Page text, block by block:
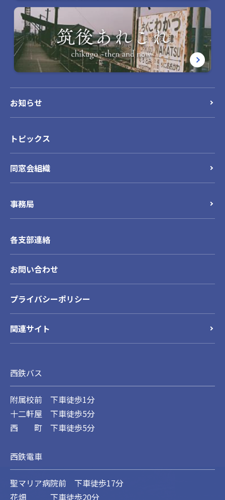
お知らせ
トピックス
同窓会組織
事務局
各支部連絡
お問い合わせ
プライバシーポリシー
関連サイト
西鉄バス
附属校前 下車徒歩1分
十二軒屋 下車徒歩5分
西 町 下車徒歩5分
西鉄電車
聖マリア病院前 下車徒歩17分
花畑 下車徒歩20分